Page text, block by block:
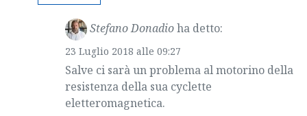
Stefano Donadioha detto:
23 Luglio 2018 alle 09:27
Salve ci sarà un problema al motorino della
resistenza della sua cyclette
eletteromagnetica.